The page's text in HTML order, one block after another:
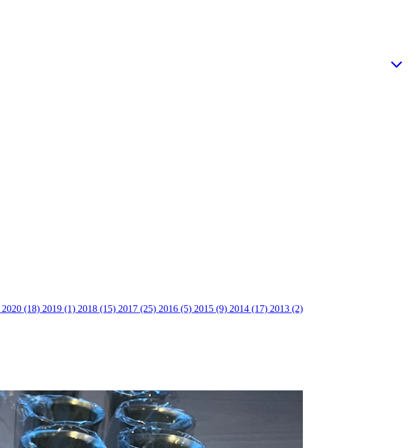
2020 (18) 2019 (1) 2018 (15) 2017 (25) 2016 (5) 2015 (9) 2014 (17) 2013 (2)